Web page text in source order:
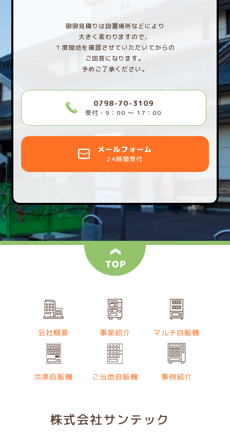
御御見積りは設置場所などにより
大きく変わりますので、
１度現地を確認させていただいてからの
ご回答になります。
予めご了承ください。
0798-70-3109
受付・9：00 〜 17：00
メールフォーム
24時間受付
会社概要 事業紹介 マルチ自販機
冷凍自販機 ご当地自販機 事例紹介
株式会社サンテック